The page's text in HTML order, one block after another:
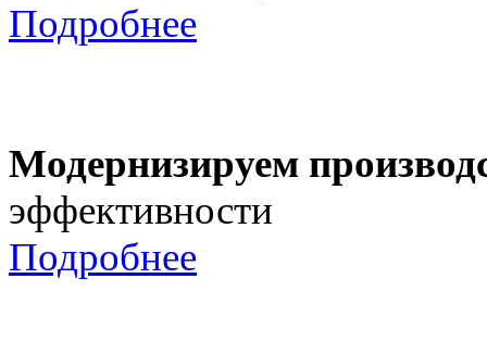
Подробнее
Модернизируем
эффективности
Подробнее